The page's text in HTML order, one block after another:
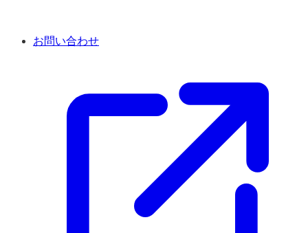
お問い合わせ